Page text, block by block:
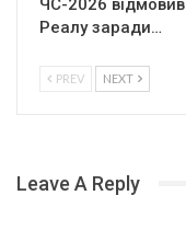
ЧС-2026 відмовив
Реалу заради…
PREV NEXT
Leave A Reply